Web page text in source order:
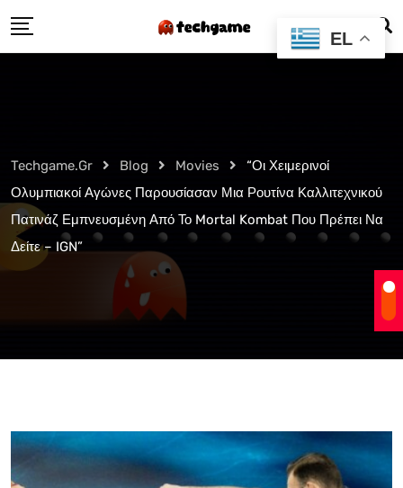
to
Techgame.gr Blog Movies
“Οι Χειμερινοί
Ολυμπιακοί Αγώνες Παρουσίασαν Μια Ρουτίνα Καλλιτεχνικού
Πατινάζ Εμπνευσμένη Από Το Mortal Kombat Που Πρέπει Να
Δείτε – IGN”
EL